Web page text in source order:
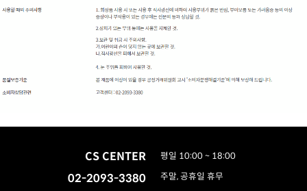
CS CENTER
02-2093-3380
평일 10:00 ~ 18:00
주말, 공휴일 휴무